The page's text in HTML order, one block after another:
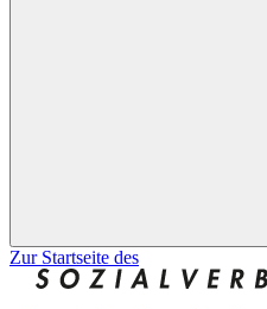
Zur Startseite des